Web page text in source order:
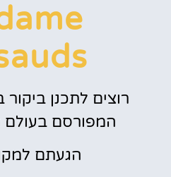
רוצים לתכנן ביקור
המפורסם בעולם
הגעתם